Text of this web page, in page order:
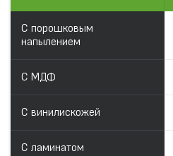
С порошковым
напылением
С МДФ
С винилискожей
С ламинатом